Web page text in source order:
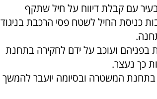
עם קבלת דיווח על חיל שתקף
כניסת החיל לשטח פסי הרכבת בניגוד
בפניהם ועוכב על ידם לחקירה בתחנת
כך נעצר.
כאמור לחקירה בתחנת המשטרה ובסיומה יועבר להמשך